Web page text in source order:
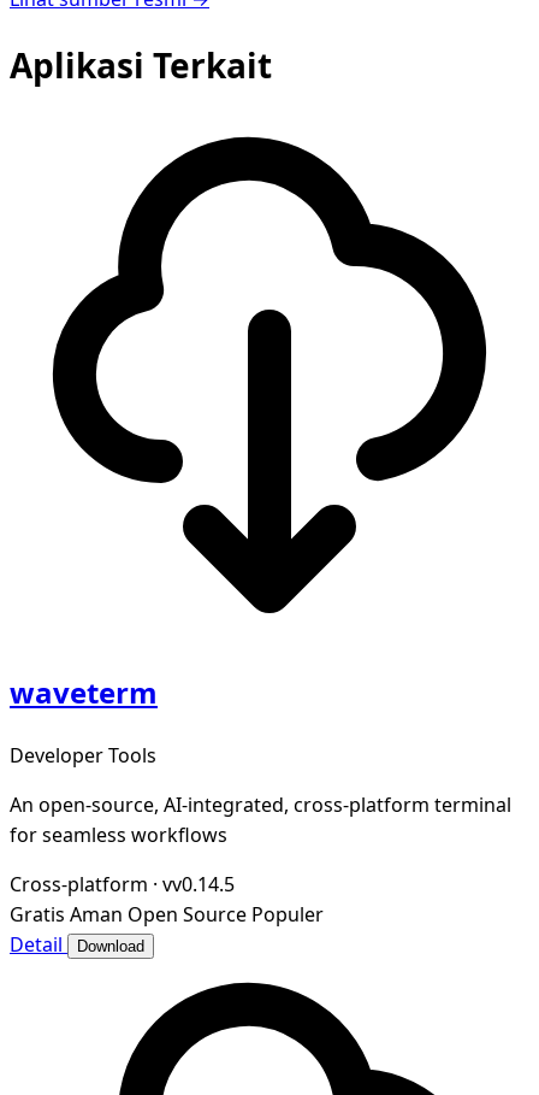
Aplikasi Terkait
waveterm
Developer Tools
An open-source, AI-integrated, cross-platform terminal
for seamless workflows
Cross-platform · vv0.14.5
Gratis Aman Open Source Populer
Detail
Download